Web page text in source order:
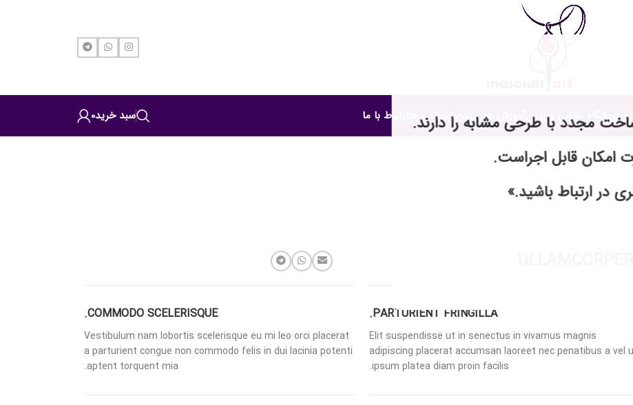
مجدد با طرحی مشابه را دارند.
امکان قابل اجراست.
در ارتباط باشید.»
فروشگاه نقاشی و رزین آموزش هنر رزین دانستنی ها ارتباط با ما سبد خرید0
Imperdiet mauris
PARTURIENT FRINGILLA.
Elit suspendisse ut in senectus in vivamus magnis
adipiscing placerat accumsan laoreet nec penatibus a vel
ipsum platea diam proin facilis.
COMMODO SCELERISQUE.
Vestibulum nam lobortis scelerisque eu mi leo orci placerat
a parturient congue non commodo felis in dui lacinia potenti
aptent torquent mia.